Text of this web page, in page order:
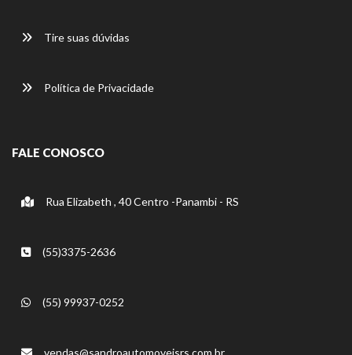
Tire suas dúvidas
Política de Privacidade
FALE CONOSCO
Rua Elizabeth , 40 Centro -Panambi - RS
(55)3375-2636
(55) 99937-0252